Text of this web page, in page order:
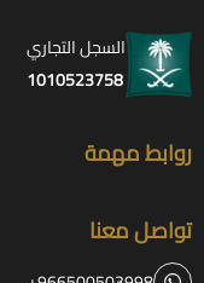
السجل التجاري
1010523758
روابط مهمة
تواصل معنا